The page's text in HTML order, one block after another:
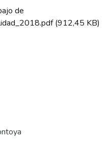
de
(912,45 KB)